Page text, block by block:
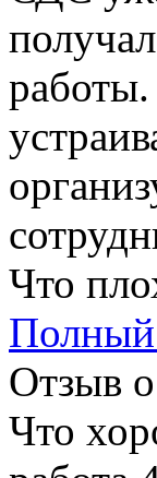
Что
Полный
Отзыв
Что